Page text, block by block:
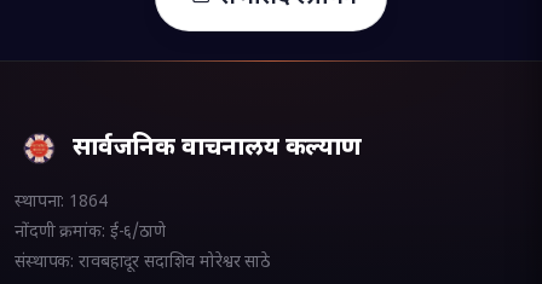
सार्वजनिक वाचनालय कल्याण
स्थापना: 1864
नोंदणी क्रमांक: ई-६/ठाणे
संस्थापक: रावबहादूर सदाशिव मोरेश्वर साठे